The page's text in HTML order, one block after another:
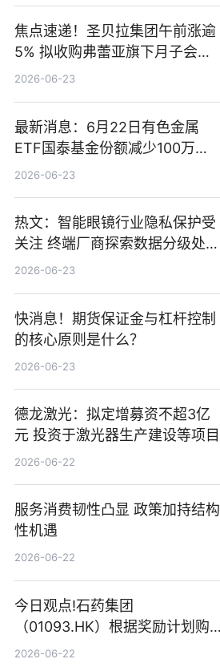
焦点速递！圣贝拉集团午前涨逾
5% 拟收购弗蕾亚旗下月子会所
业务少数股权
2026-06-23
最新消息：6月22日有色金属
ETF国泰基金份额减少100万
份，重仓股紫金矿业、洛阳钼
2026-06-23
热文：智能眼镜行业隐私保护受
关注 终端厂商探索数据分级处理
等方案
2026-06-23
快消息！期货保证金与杠杆控制
的核心原则是什么？
2026-06-23
德龙激光：拟定增募资不超3亿
元 投资于激光器生产建设等项目
2026-06-22
服务消费韧性凸显 政策加持结构
性机遇
2026-06-22
今日观点!石药集团
（01093.HK）根据奖励计划购
回580万股
2026-06-22